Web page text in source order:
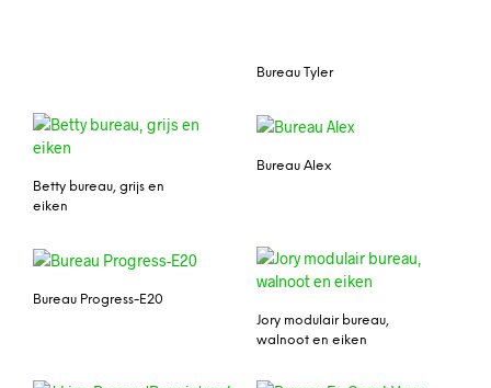
Bureau Tyler
Betty bureau, grijs en
eiken
Bureau Alex
Bureau Progress-E20
Jory modulair bureau,
walnoot en eiken